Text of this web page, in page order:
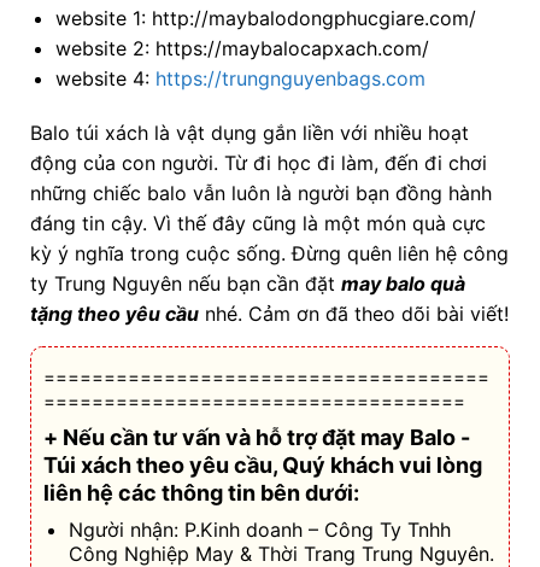
website 1:http://maybalodongphucgiare.com/
website 2:https://maybalocapxach.com/
website 4: https://trungnguyenbags.com
Balo túi xách là vật dụng gắn liền với nhiều hoạt
động của con người. Từ đi học đi làm, đến đi chơi
những chiếc balo vẫn luôn là người bạn đồng hành
đáng tin cậy. Vì thế đây cũng là một món quà cực
kỳ ý nghĩa trong cuộc sống.Đừng quên liên hệ công
ty Trung Nguyên nếu bạn cần đặt maybalo quà
tặng theo yêu cầunhé. Cảm ơn đã theo dõi bài viết!
=====================================
===================================
+ Nếu cần tư vấn và hỗ trợđặt may Balo -
Túi xách theo yêu cầu, Quý khách vui lòng
liên hệ các thông tin bên dưới:
Người nhận: P.Kinh doanh – Công Ty Tnhh
Công Nghiệp May & Thời Trang Trung Nguyên.